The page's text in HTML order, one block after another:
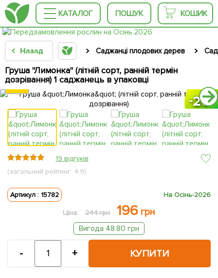
КАТАЛОГ ПОШУК КОШИК
Назад Саджанці плодових дерев
Груша "Лимонка" (літній сорт, ранній термін
дозрівання) 1 саджанець в упаковці
20
20
20
20
19 відгуків
(загальний рейтинг: 4.9)
Артикул : 15782 На Осінь-2026
Ціна: 244 грн 196 грн
Вигода 48.80 грн
КУПИТИ
- +